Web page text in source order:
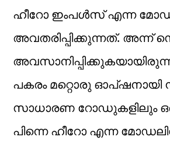
ഹീറോ ഇംപള്‍സ് എന്ന
അവതരിപ്പിക്കുന്നത്. അന്ന്
പകരം മറ്റൊരു
സാധാരണ റോഡുകളിലും
പിന്നെ ഹീറോ എന്ന